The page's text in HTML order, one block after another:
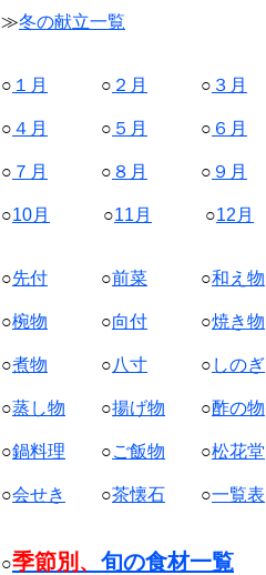
≫冬の献立一覧
○ １月 ○ ２月 ○ ３月
○ ４月 ○ ５月 ○ ６月
○ ７月 ○ ８月 ○ ９月
○10月 ○11月 ○12月
○先付 ○前菜 ○和え物
○椀物 ○向付 ○焼き物
○煮物 ○八寸 ○ しのぎ
○蒸し物 ○揚げ物 ○酢の物
○鍋料理 ○ご飯物 ○松花堂
○会せき ○茶懐石 ○一覧表
○季節別、 旬の食材一覧